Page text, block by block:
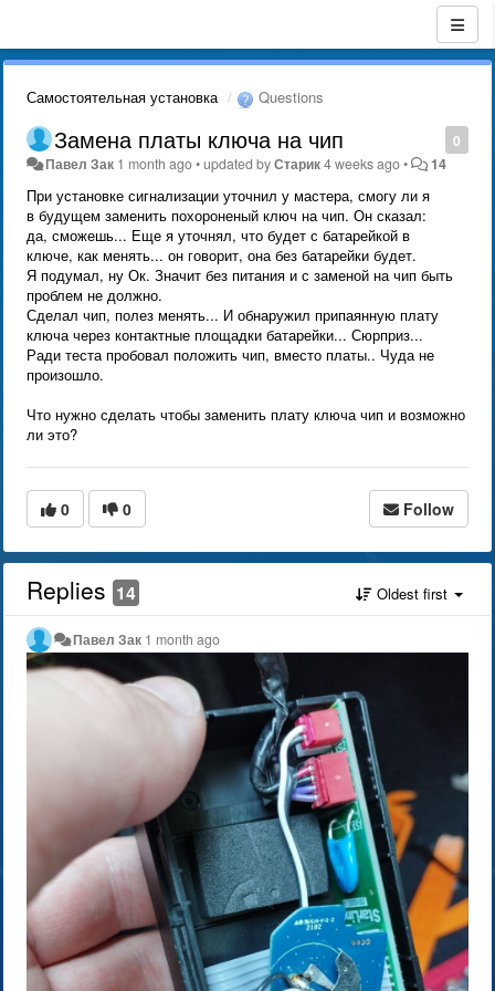
Самостоятельная установка Questions
0
Замена платы ключа на чип
Павел Зак 1 month ago•updated byСтарик4 weeks ago• 14
При установке сигнализации уточнил у мастера, смогу ли я
в будущем заменить похороненый ключ на чип. Он сказал:
да, сможешь... Еще я уточнял, что будет с батарейкой в
ключе, как менять... он говорит, она без батарейки будет.
Я подумал, ну Ок. Значит без питания и с заменой на чип быть
проблем не должно.
Сделал чип, полез менять... И обнаружил припаянную плату
ключа через контактные площадки батарейки... Сюрприз...
Ради теста пробовал положить чип, вместо платы.. Чуда не
произошло.
Что нужно сделать чтобы заменить плату ключа чип и возможно
ли это?
0 0 Follow
Replies 14 Oldest first
Павел Зак 1 month ago